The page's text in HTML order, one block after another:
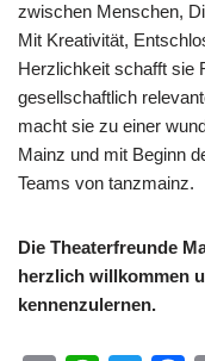
zwischen Menschen,
Mit Kreativität,
Herzlichkeit schafft sie
gesellschaftlich
macht sie zu einer
Mainz und mit Beginn
Teams von tanzmainz.
Die Theaterfreunde
herzlich willkommen
kennenzulernen.